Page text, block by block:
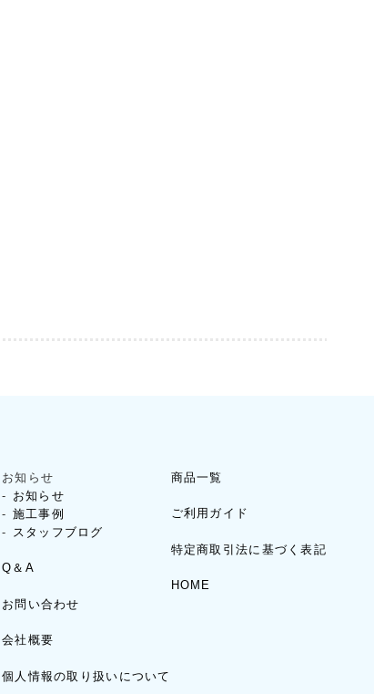
お知らせ
お知らせ
施工事例
スタッフブログ
Q＆A
お問い合わせ
会社概要
個人情報の取り扱いについて
商品一覧
ご利用ガイド
特定商取引法に基づく表記
HOME